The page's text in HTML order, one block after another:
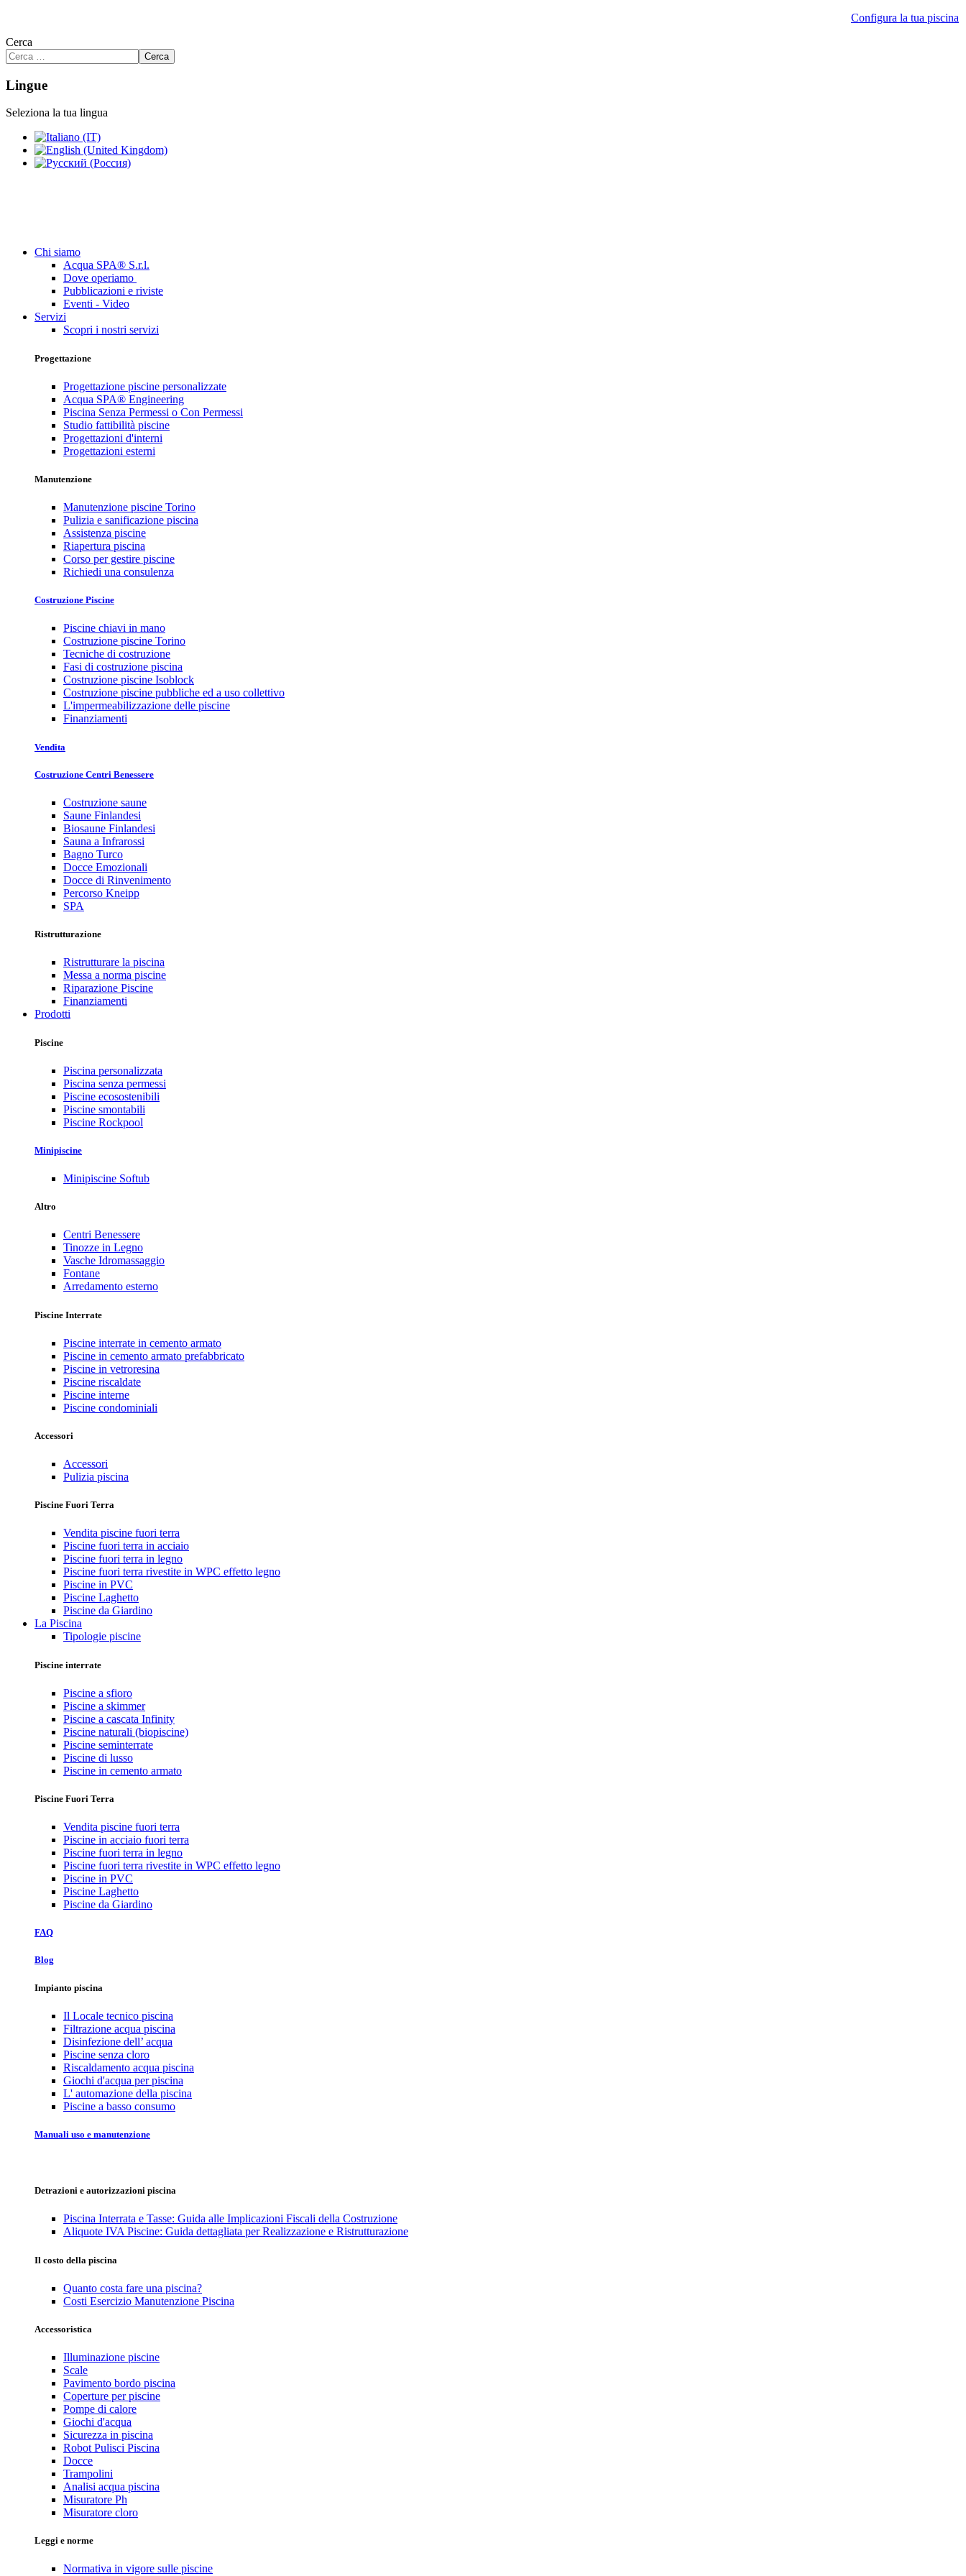
Configura la tua piscina
Cerca
Cerca
Lingue
Seleziona la tua lingua
Chi siamo
Acqua SPA® S.r.l.
Dove operiamo
Pubblicazioni e riviste
Eventi - Video
Servizi
Scopri i nostri servizi
Progettazione
Progettazione piscine personalizzate
Acqua SPA® Engineering
Piscina Senza Permessi o Con Permessi
Studio fattibilità piscine
Progettazioni d'interni
Progettazioni esterni
Manutenzione
Manutenzione piscine Torino
Pulizia e sanificazione piscina
Assistenza piscine
Riapertura piscina
Corso per gestire piscine
Richiedi una consulenza
Costruzione Piscine
Piscine chiavi in mano
Costruzione piscine Torino
Tecniche di costruzione
Fasi di costruzione piscina
Costruzione piscine Isoblock
Costruzione piscine pubbliche ed a uso collettivo
L'impermeabilizzazione delle piscine
Finanziamenti
Vendita
Costruzione Centri Benessere
Costruzione saune
Saune Finlandesi
Biosaune Finlandesi
Sauna a Infrarossi
Bagno Turco
Docce Emozionali
Docce di Rinvenimento
Percorso Kneipp
SPA
Ristrutturazione
Ristrutturare la piscina
Messa a norma piscine
Riparazione Piscine
Finanziamenti
Prodotti
Piscine
Piscina personalizzata
Piscina senza permessi
Piscine ecosostenibili
Piscine smontabili
Piscine Rockpool
Minipiscine
Minipiscine Softub
Altro
Centri Benessere
Tinozze in Legno
Vasche Idromassaggio
Fontane
Arredamento esterno
Piscine Interrate
Piscine interrate in cemento armato
Piscine in cemento armato prefabbricato
Piscine in vetroresina
Piscine riscaldate
Piscine interne
Piscine condominiali
Accessori
Accessori
Pulizia piscina
Piscine Fuori Terra
Vendita piscine fuori terra
Piscine fuori terra in acciaio
Piscine fuori terra in legno
Piscine fuori terra rivestite in WPC effetto legno
Piscine in PVC
Piscine Laghetto
Piscine da Giardino
La Piscina
Tipologie piscine
Piscine interrate
Piscine a sfioro
Piscine a skimmer
Piscine a cascata Infinity
Piscine naturali (biopiscine)
Piscine seminterrate
Piscine di lusso
Piscine in cemento armato
Piscine Fuori Terra
Vendita piscine fuori terra
Piscine in acciaio fuori terra
Piscine fuori terra in legno
Piscine fuori terra rivestite in WPC effetto legno
Piscine in PVC
Piscine Laghetto
Piscine da Giardino
FAQ
Blog
Impianto piscina
Il Locale tecnico piscina
Filtrazione acqua piscina
Disinfezione dell’ acqua
Piscine senza cloro
Riscaldamento acqua piscina
Giochi d'acqua per piscina
L' automazione della piscina
Piscine a basso consumo
Manuali uso e manutenzione
Detrazioni e autorizzazioni piscina
Piscina Interrata e Tasse: Guida alle Implicazioni Fiscali della Costruzione
Aliquote IVA Piscine: Guida dettagliata per Realizzazione e Ristrutturazione
Il costo della piscina
Quanto costa fare una piscina?
Costi Esercizio Manutenzione Piscina
Accessoristica
Illuminazione piscine
Scale
Pavimento bordo piscina
Coperture per piscine
Pompe di calore
Giochi d'acqua
Sicurezza in piscina
Robot Pulisci Piscina
Docce
Trampolini
Analisi acqua piscina
Misuratore Ph
Misuratore cloro
Leggi e norme
Normativa in vigore sulle piscine